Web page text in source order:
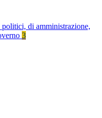
di amministrazione,
3